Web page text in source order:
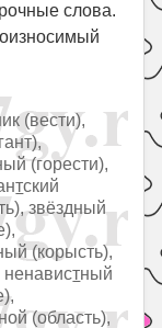
слова.
(вести),
(горести),
тский
звёздный
(корысть),
тный
(область),